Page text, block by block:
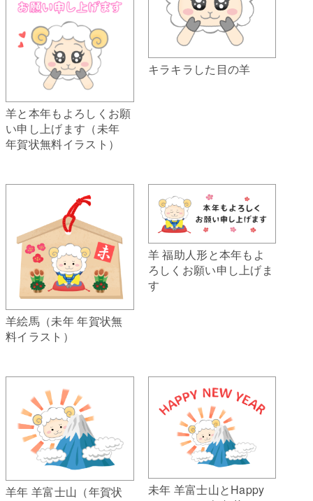
羊と本年もよろしくお願
い申し上げます（未年
年賀状無料イラスト）
キラキラした目の羊
羊絵馬（未年 年賀状無
料イラスト）
羊 福助人形と本年もよ
ろしくお願い申し上げま
す
羊年 羊富士山（年賀状
未年 羊富士山とHappy